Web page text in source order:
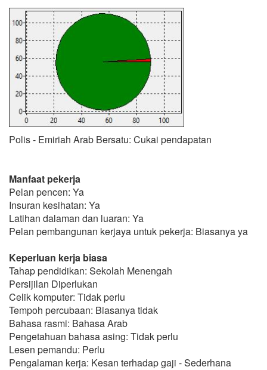
Polis - Emiriah Arab Bersatu: Cukai pendapatan
Manfaat pekerja
Pelan pencen: Ya
Insuran kesihatan: Ya
Latihan dalaman dan luaran: Ya
Pelan pembangunan kerjaya untuk pekerja: Biasanya ya
Keperluan kerja biasa
Tahap pendidikan: Sekolah Menengah
Persijilan Diperlukan
Celik komputer: Tidak perlu
Tempoh percubaan: Biasanya tidak
Bahasa rasmi: Bahasa Arab
Pengetahuan bahasa asing: Tidak perlu
Lesen pemandu: Perlu
Pengalaman kerja: Kesan terhadap gaji - Sederhana